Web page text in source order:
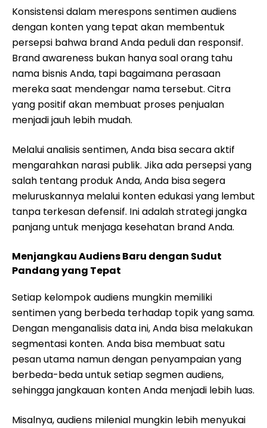
Konsistensi dalam merespons sentimen audiens
dengan konten yang tepat akan membentuk
persepsi bahwa brand Anda peduli dan responsif.
Brand awareness bukan hanya soal orang tahu
nama bisnis Anda, tapi bagaimana perasaan
mereka saat mendengar nama tersebut. Citra
yang positif akan membuat proses penjualan
menjadi jauh lebih mudah.
Melalui analisis sentimen, Anda bisa secara aktif
mengarahkan narasi publik. Jika ada persepsi yang
salah tentang produk Anda, Anda bisa segera
meluruskannya melalui konten edukasi yang lembut
tanpa terkesan defensif. Ini adalah strategi jangka
panjang untuk menjaga kesehatan brand Anda.
Menjangkau Audiens Baru dengan Sudut
Pandang yang Tepat
Setiap kelompok audiens mungkin memiliki
sentimen yang berbeda terhadap topik yang sama.
Dengan menganalisis data ini, Anda bisa melakukan
segmentasi konten. Anda bisa membuat satu
pesan utama namun dengan penyampaian yang
berbeda-beda untuk setiap segmen audiens,
sehingga jangkauan konten Anda menjadi lebih luas.
Misalnya, audiens milenial mungkin lebih menyukai